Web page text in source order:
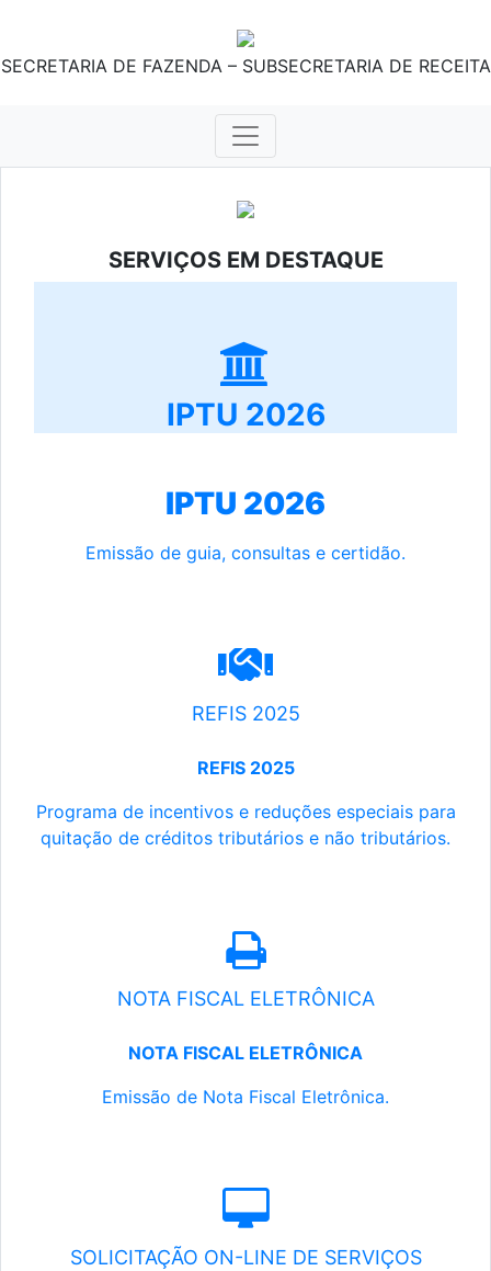
SECRETARIA DE FAZENDA – SUBSECRETARIA DE RECEITA
SERVIÇOS EM DESTAQUE
IPTU 2026
IPTU 2026
Emissão de guia, consultas e certidão.
REFIS 2025
REFIS 2025
Programa de incentivos e reduções especiais para
quitação de créditos tributários e não tributários.
NOTA FISCAL ELETRÔNICA
NOTA FISCAL ELETRÔNICA
Emissão de Nota Fiscal Eletrônica.
SOLICITAÇÃO ON-LINE DE SERVIÇOS